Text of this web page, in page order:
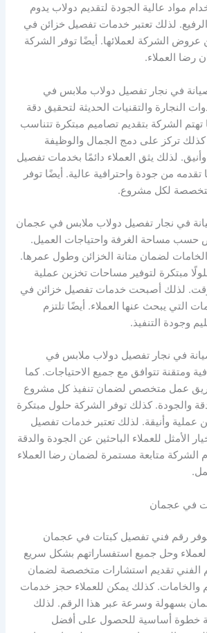
مواد عالية الجودة لتقديم دولاب يدوم
لذلك تعتبر خدمات تفصيل خزائن في
الشركة لعملائها. أيضًا توفر الشركة
رضا العملاء.
في نجار تفصيل دولاب ملابس في
النجارة والتقنيات الحديثة لتحقيق دقة
تهتم الشركة بتقديم تصاميم مبتكرة تتناسب
كذلك تركز على دمج الجمال والوظيفة
لذلك يثق العملاء دائمًا بخدمات تفصيل
من جودة واحترافية عالية. أيضًا توفر
لكل مشروع.
في نجار تفصيل دولاب ملابس في عجمان
مساحة الغرفة واحتياجات العميل.
لضمان متانة الخزائن وطول عمرها.
مبتكرة لتوفير مساحات تخزين عملية
لذلك أصبحت خدمات تفصيل خزائن في
التي يبحث عنها العملاء. أيضًا تلتزم
وجودة التنفيذ.
في نجار تفصيل دولاب ملابس في
ومتقنة تتوافق مع جميع الاحتياجات. كما
عمل متخصص لضمان تنفيذ كل مشروع
والجودة. كذلك توفر الشركة حلول مبتكرة
عملية وأنيقة. لذلك تعتبر خدمات تفصيل
الأمثل للعملاء الباحثين عن الجودة والدقة
الشركة متابعة مستمرة لضمان رضا العملاء
في عجمان
رقم فني تفصيل كبتات في عجمان
وحل جميع استفساراتهم بشكل سريع
الفني تقديم استشارات متخصصة لضمان
والخامات. كذلك يمكن للعملاء حجز خدمات
بسهولة وسرعة عبر هذا الرقم. لذلك
خطوة أساسية للحصول على أفضل